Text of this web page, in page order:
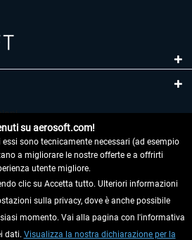
su aerosoft.com!
sono tecnicamente necessari (ad esempio
a migliorare le nostre offerte e a offrirti
utente migliore.
clic su Accetta tutto. Ulteriori informazioni
sulla privacy, dove è anche possibile
momento. Vai alla pagina con l'informativa
dati. Visualizza la nostra dichiarazione per la